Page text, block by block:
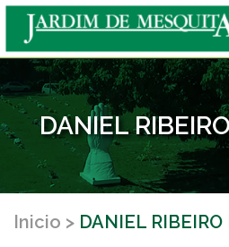
DANIEL
Inicio DANIEL RIBEIRO